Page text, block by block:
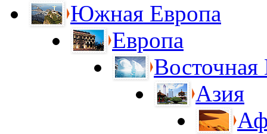
Южная Европа
Европа
Восточная
Азия